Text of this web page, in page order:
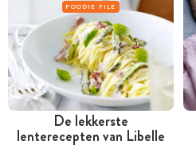
FOODIE FILE
De lekkerste
lenterecepten van Libelle